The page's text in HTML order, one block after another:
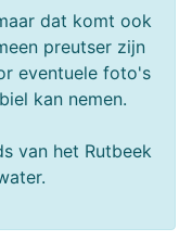
dat komt ook
preutser zijn
eventuele foto's
kan nemen.
van het Rutbeek